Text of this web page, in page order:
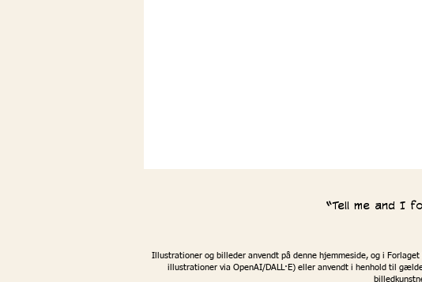
“Tell me and I
Illustrationer og billeder anvendt på denne hjemmeside, og i
illustrationer via OpenAI/DALL·E) eller anvendt i henhold til